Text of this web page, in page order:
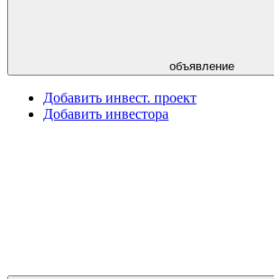
объявление
Добавить инвест. проект
Добавить инвестора